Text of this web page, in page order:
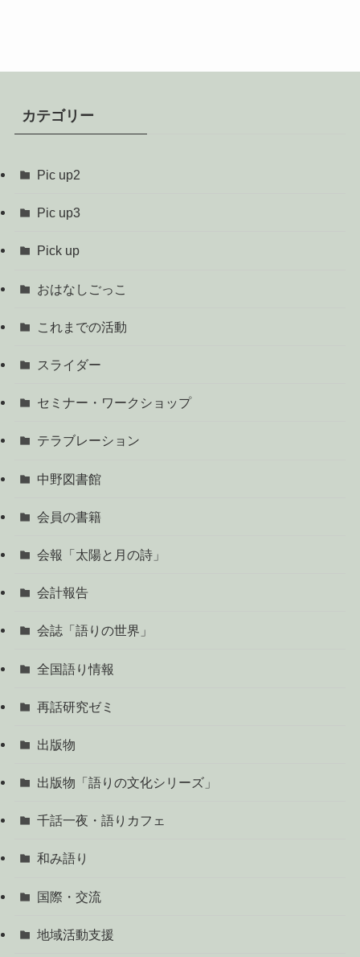
カテゴリー
Pic up2
Pic up3
Pick up
おはなしごっこ
これまでの活動
スライダー
セミナー・ワークショップ
テラブレーション
中野図書館
会員の書籍
会報「太陽と月の詩」
会計報告
会誌「語りの世界」
全国語り情報
再話研究ゼミ
出版物
出版物「語りの文化シリーズ」
千話一夜・語りカフェ
和み語り
国際・交流
地域活動支援